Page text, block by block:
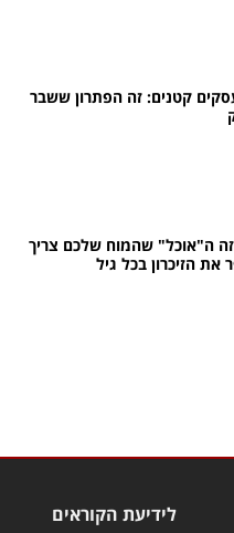
קטנים: זה הפתרון ששבר
ה"אוכל" שהמוח שלכם צריך
את הזיכרון בכל גיל
לידיעת הקוראים